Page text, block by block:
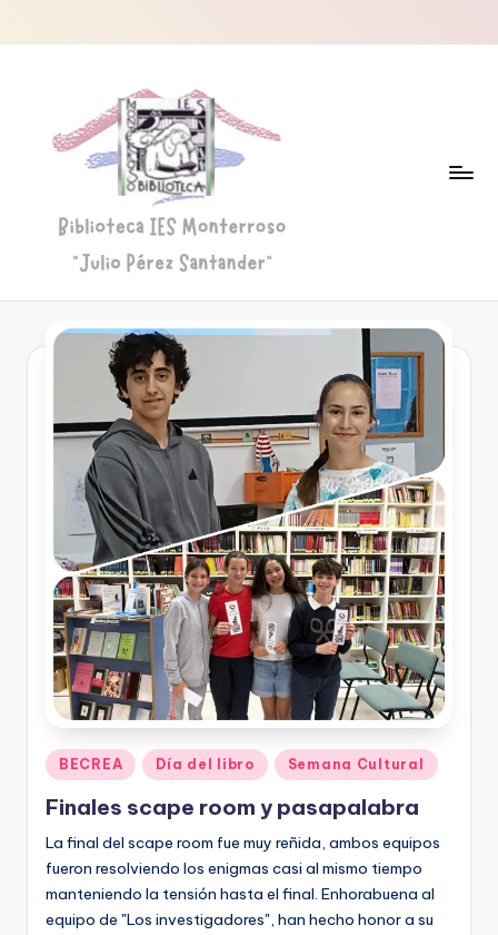
Saltar
Pérez
Santander"
Publicado
en
BECREA Día del libro Semana Cultural
Finales scape room y pasapalabra
La final del scape room fue muy reñida, ambos equipos
fueron resolviendo los enigmas casi al mismo tiempo
manteniendo la tensión hasta el final. Enhorabuena al
equipo de "Los investigadores", han hecho honor a su